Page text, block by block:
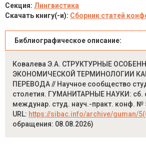
Секция: Лингвистика
Скачать книгу(-и): Сборник статей
Библиографическое описание:
Ковалева Э.А. СТРУКТУРНЫЕ
ЭКОНОМИЧЕСКОЙ ТЕРМИНОЛОГИИ
ПЕРЕВОДА // Научное сообщество
столетия. ГУМАНИТАРНЫЕ НАУКИ: сб.
междунар. студ. науч.-практ. конф. №
URL: https://sibac.info/archive/guman/
обращения: 08.08.2026)